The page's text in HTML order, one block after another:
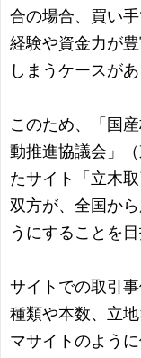
合の場合、買い
経験や資金力が
しまうケースがあ
このため、「国
動推進協議会」
たサイト「立木
双方が、全国か
うにすることを目
サイトでの取引
種類や本数、立
マサイトのよう